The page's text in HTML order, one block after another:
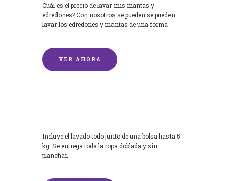
Cuál es el precio de lavar mis mantas y
edredones? Con nosotros se pueden se pueden
lavar los edredones y mantas de una forma
VER AHORA
Incluye el lavado todo junto de una bolsa hasta 5
kg. Se entrega toda la ropa doblada y sin
planchar.